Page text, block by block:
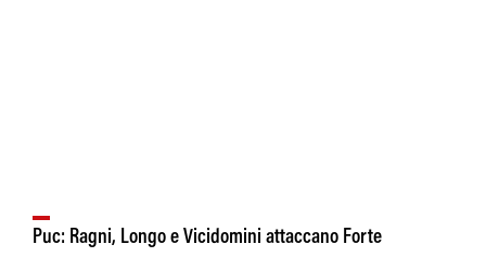
Puc: Ragni, Longo e Vicidomini attaccano Forte